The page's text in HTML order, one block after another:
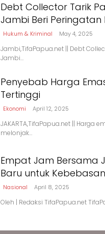
Debt Collector Tarik
Jambi Beri Peringatan
Hukum & Kriminal May 4, 2025
Jambi,TifaPapua.net || Debt
Jambi…
Penyebab Harga
Tertinggi
Ekonomi April 12, 2025
JAKARTA,TifaPapua.net || Harga
melonjak…
Empat Jam Bersama
Baru untuk
Nasional April 8, 2025
Oleh | Redaksi TifaPapua.net